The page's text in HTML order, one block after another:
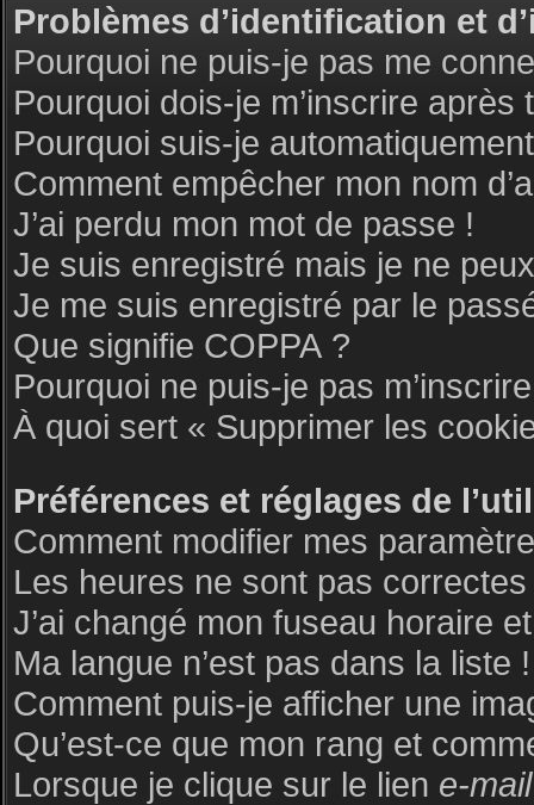
Problèmes d’identification et
Pourquoi ne puis-je pas me
Pourquoi dois-je m’inscrire après
Pourquoi suis-je
Comment empêcher mon nom
J’ai perdu mon mot de passe !
Je suis enregistré mais je ne
Je me suis enregistré par le
Que signifie COPPA ?
Pourquoi ne puis-je pas
À quoi sert « Supprimer les
Préférences et réglages de
Comment modifier mes
Les heures ne sont pas correctes
J’ai changé mon fuseau horaire
Ma langue n’est pas dans la liste !
Comment puis-je afficher une
Qu’est-ce que mon rang et
Lorsque je clique sur le lien e-mail